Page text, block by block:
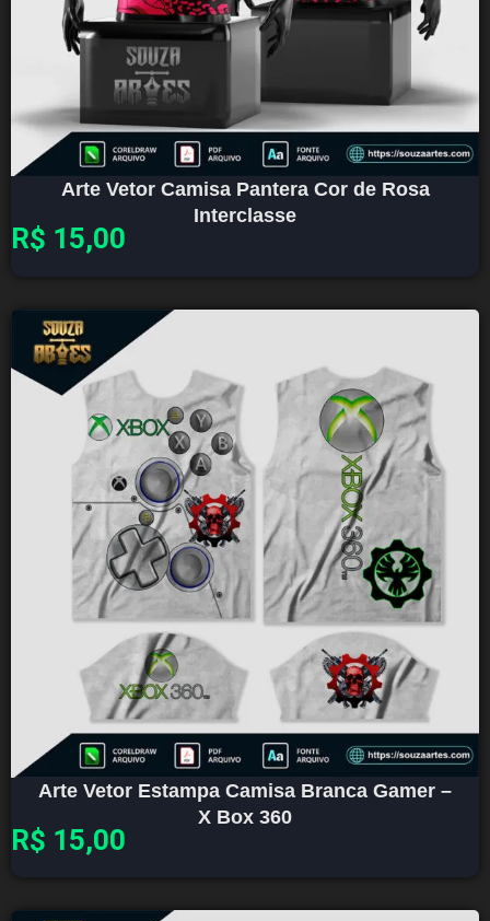
Arte Vetor Camisa Pantera Cor de Rosa
Interclasse
R$ 15,00
Arte Vetor Estampa Camisa Branca Gamer –
X Box 360
R$ 15,00